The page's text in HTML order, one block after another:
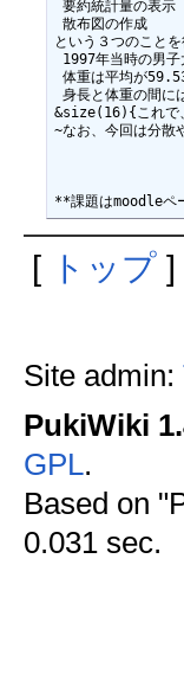
要約統計量の表示
散布図の作成
という３つのこと
1997年当時の男
体重は平均が
身長と体重の間に
&size(16){これで
~なお、今回は分
[ トップ]
Site admin:
PukiWiki
GPL.
Based on
0.031 sec.